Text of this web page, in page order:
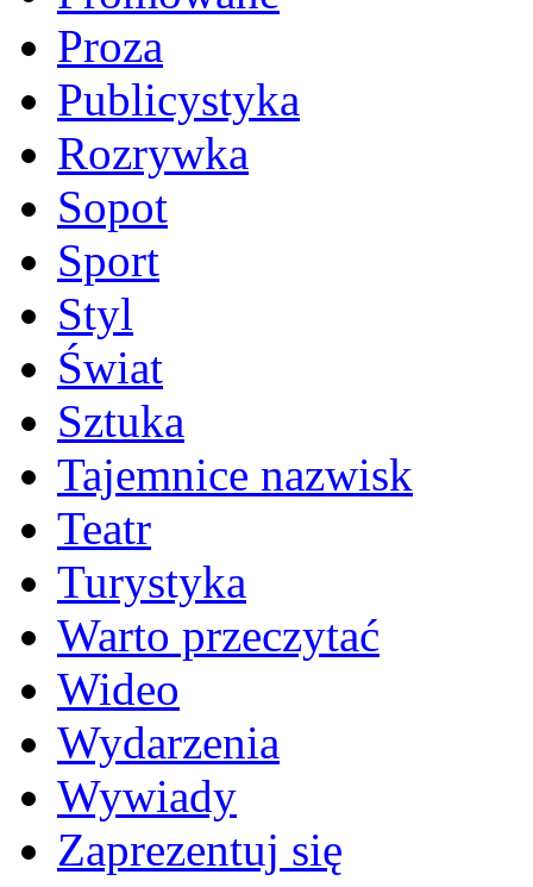
Proza
Publicystyka
Rozrywka
Sopot
Sport
Styl
Świat
Sztuka
Tajemnice nazwisk
Teatr
Turystyka
Warto przeczytać
Wideo
Wydarzenia
Wywiady
Zaprezentuj się